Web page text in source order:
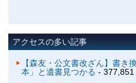
アクセスの多い記事
【森友・公文書改ざん】書
本」と遺書見つかる - 377,851